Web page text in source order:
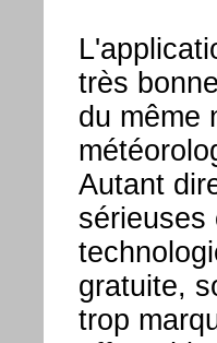
très
du même
Autant
sérieuses
gratuite,
trop